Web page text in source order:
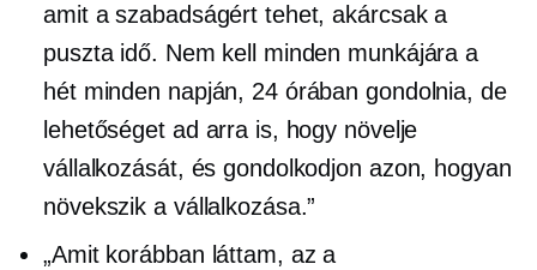
amit a szabadságért tehet, akárcsak a
puszta idő. Nem kell minden munkájára a
hét minden napján, 24 órában gondolnia, de
lehetőséget ad arra is, hogy növelje
vállalkozását, és gondolkodjon azon, hogyan
növekszik a vállalkozása.”
„Amit korábban láttam, az a